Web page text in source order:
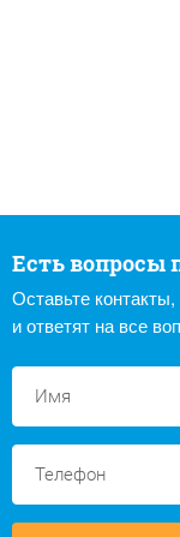
Есть вопросы
Оставьте
и ответят на все